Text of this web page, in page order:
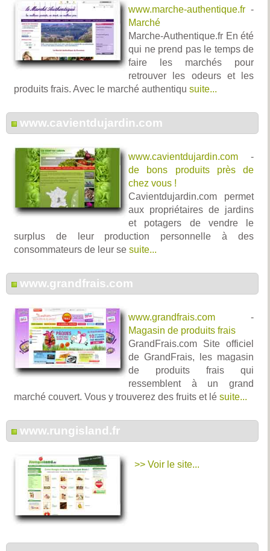
www.marche-authentique.fr -
Marché
Marche-Authentique.fr En été
qui ne prend pas le temps de
faire les marchés pour
retrouver les odeurs et les
produits frais. Avec le marché authentiqu suite...
www.cavientdujardin.com
www.cavientdujardin.com -
de bons produits près de
chez vous !
Cavientdujardin.com permet
aux propriétaires de jardins
et potagers de vendre le
surplus de leur production personnelle à des
consommateurs de leur se suite...
www.grandfrais.com
www.grandfrais.com -
Magasin de produits frais
GrandFrais.com Site officiel
de GrandFrais, les magasin
de produits frais qui
ressemblent à un grand
marché couvert. Vous y trouverez des fruits et lé suite...
www.rungisland.fr
>> Voir le site...